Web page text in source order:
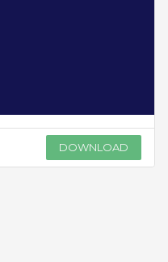
DOWNLOAD